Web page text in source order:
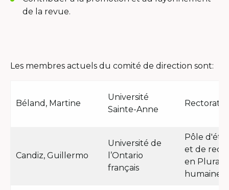
de la revue.
Les membres actuels du comité de direction sont:
Béland, Martine
Université
Sainte-Anne
Rectorat
Candiz, Guillermo
Université de
l’Ontario
français
Pôle
et de
en
humaine